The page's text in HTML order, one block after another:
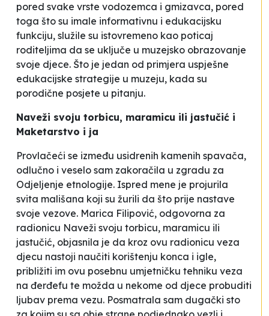
pored svake vrste vodozemca i gmizavca, pored
toga što su imale informativnu i edukacijsku
funkciju, služile su istovremeno kao poticaj
roditeljima da se uključe u muzejsko obrazovanje
svoje djece. Što je jedan od primjera uspješne
edukacijske strategije u muzeju, kada su
porodične posjete u pitanju.
Naveži svoju torbicu, maramicu ili jastučić i
Maketarstvo i ja
Provlačeći se između usidrenih kamenih spavača,
odlučno i veselo sam zakoračila u zgradu za
Odjeljenje etnologije. Ispred mene je projurila
svita mališana koji su žurili da što prije nastave
svoje vezove. Marica Filipović, odgovorna za
radionicu Naveži svoju torbicu, maramicu ili
jastučić, objasnila je da kroz ovu radionicu veza
djecu nastoji naučiti korištenju konca i igle,
približiti im ovu posebnu umjetničku tehniku veza
na đerđefu te možda u nekome od djece probuditi
ljubav prema vezu. Posmatrala sam dugački sto